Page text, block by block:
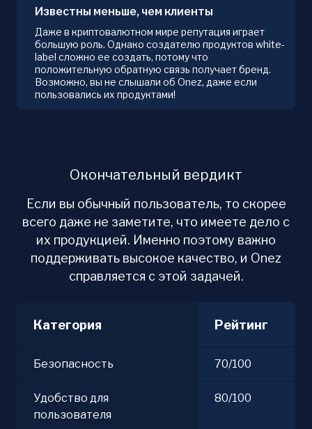
Известны меньше, чем клиенты
Даже в криптовалютном мире репутация играет
большую роль. Однако создателю продуктов white-
label сложно ее создать, потому что
положительную обратную связь получает бренд.
Возможно, вы не слышали об Onez, даже если
пользовались их продуктами!
Окончательный вердикт
Если вы обычный пользователь, то скорее
всего даже не заметите, что имеете дело с
их продукцией. Именно поэтому важно
поддерживать высокое качество, и Onez
справляется с этой задачей.
Категория Рейтинг
Безопасность 70/100
Удобство для
пользователя
80/100